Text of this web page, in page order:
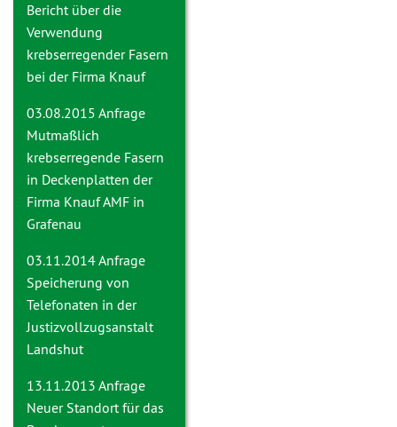
Bericht über die
Verwendung
krebserregender Fasern
bei der Firma Knauf
03.08.2015 Anfrage
Mutmaßlich
krebserregende Fasern
in Deckenplatten der
Firma Knauf AMF in
Grafenau
03.11.2014 Anfrage
Speicherung von
Telefonaten in der
Justizvollzugsanstalt
Landshut
13.11.2013 Anfrage
Neuer Standort für das